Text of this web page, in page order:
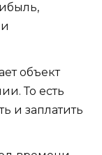
объект
То есть
и заплатить